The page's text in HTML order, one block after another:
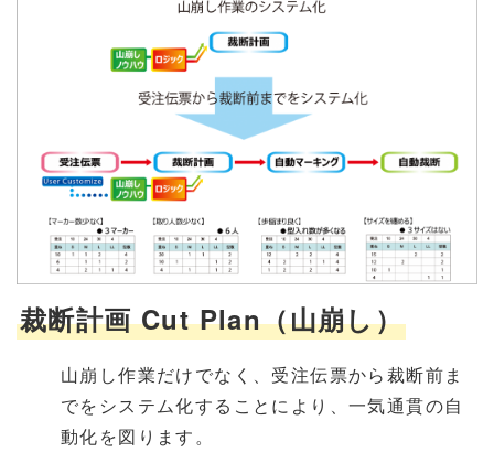
裁断計画 Cut Plan（山崩し）
山崩し作業だけでなく、受注伝票から裁断前ま
でをシステム化することにより、一気通貫の自
動化を図ります。